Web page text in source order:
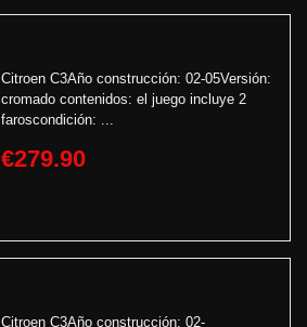
Citroen C3Año construcción: 02-05Versión:
cromado contenidos: el juego incluye 2
faroscondición: ...
€279.90
Citroen C3Año construcción: 02-